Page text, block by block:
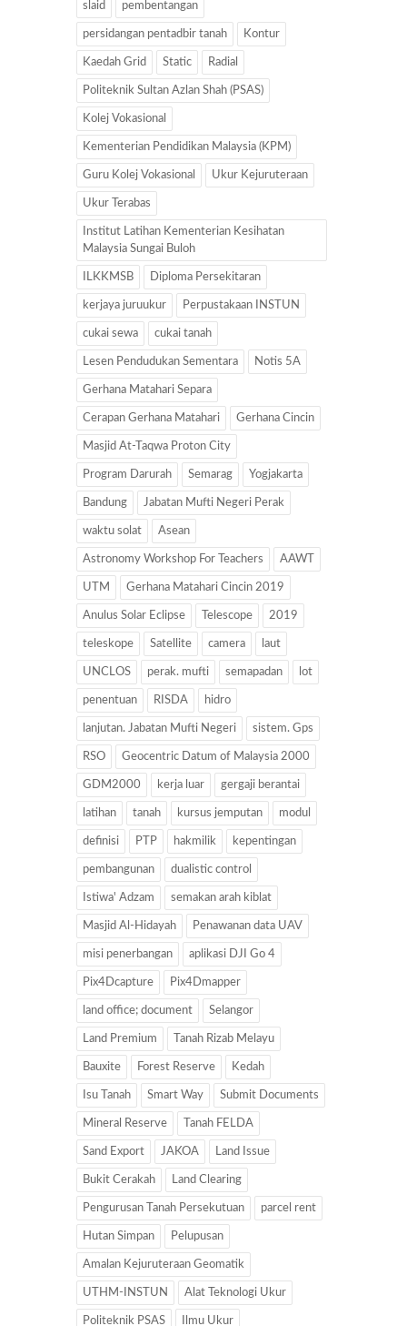
slaid pembentangan
persidangan pentadbir tanah Kontur
Kaedah Grid Static Radial
Politeknik Sultan Azlan Shah (PSAS)
Kolej Vokasional
Kementerian Pendidikan Malaysia (KPM)
Guru Kolej Vokasional Ukur Kejuruteraan
Ukur Terabas
Institut Latihan Kementerian Kesihatan
Malaysia Sungai Buloh
ILKKMSB Diploma Persekitaran
kerjaya juruukur Perpustakaan INSTUN
cukai sewa cukai tanah
Lesen Pendudukan Sementara Notis 5A
Gerhana Matahari Separa
Cerapan Gerhana Matahari Gerhana Cincin
Masjid At-Taqwa Proton City
Program Darurah Semarag Yogjakarta
Bandung Jabatan Mufti Negeri Perak
waktu solat Asean
Astronomy Workshop For Teachers AAWT
UTM Gerhana Matahari Cincin 2019
Anulus Solar Eclipse Telescope 2019
teleskope Satellite camera laut
UNCLOS perak. mufti semapadan lot
penentuan RISDA hidro
lanjutan. Jabatan Mufti Negeri sistem. Gps
RSO Geocentric Datum of Malaysia 2000
GDM2000 kerja luar gergaji berantai
latihan tanah kursus jemputan modul
definisi PTP hakmilik kepentingan
pembangunan dualistic control
Istiwa' Adzam semakan arah kiblat
Masjid Al-Hidayah Penawanan data UAV
misi penerbangan aplikasi DJI Go 4
Pix4Dcapture Pix4Dmapper
land office; document Selangor
Land Premium Tanah Rizab Melayu
Bauxite Forest Reserve Kedah
Isu Tanah Smart Way Submit Documents
Mineral Reserve Tanah FELDA
Sand Export JAKOA Land Issue
Bukit Cerakah Land Clearing
Pengurusan Tanah Persekutuan parcel rent
Hutan Simpan Pelupusan
Amalan Kejuruteraan Geomatik
UTHM-INSTUN Alat Teknologi Ukur
Politeknik PSAS Ilmu Ukur